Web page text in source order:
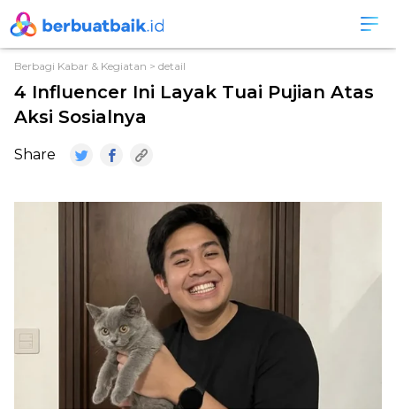
Berbagi Kabar & Kegiatan > detail
4 Influencer Ini Layak Tuai Pujian Atas
Aksi Sosialnya
Share